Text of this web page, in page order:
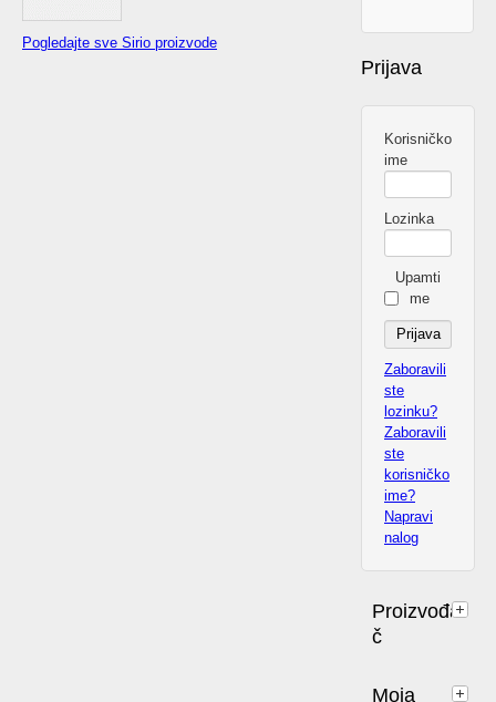
Pogledajte sve Sirio proizvode
Prijava
Korisničko
ime
Lozinka
Upamti
me
Zaboravili
ste
lozinku?
Zaboravili
ste
korisničko
ime?
Napravi
nalog
Proizvođa
č
Moja